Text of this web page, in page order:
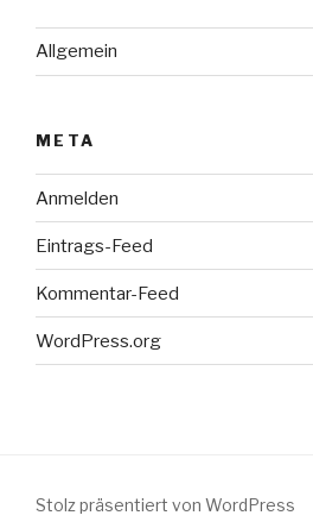
Allgemein
META
Anmelden
Eintrags-Feed
Kommentar-Feed
WordPress.org
Stolz präsentiert von WordPress